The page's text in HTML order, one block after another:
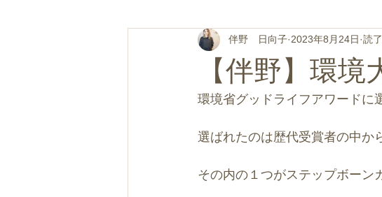
【伴野】環境
伴野 日向子 2023年8月24日 読
環境省グッドライフアワードに
選ばれたのは歴代受賞者の中か
その内の１つがステップボーン